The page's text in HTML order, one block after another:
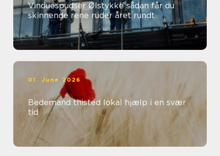
Vinduespudser Ølstykke sådan får du
skinnende rene ruder året rundt
01. June 2026
Bedemand thisted lokal hjælp i en svær
tid